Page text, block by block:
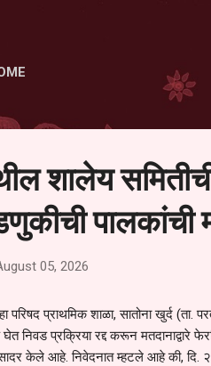
शालेय
पालकांची
05, 2026
परिषद प्राथमिक शाळा, सातोना खुर्द
घेत निवड प्रक्रिया रद्द करून मतदानाद्वारे
सादर केले आहे. निवेदनात म्हटले आहे की,